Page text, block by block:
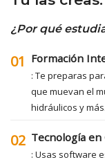
¿Por qué
01 Formación
: Te preparas
que muevan el
hidráulicos y más.
02 Tecnología en
: Usas software